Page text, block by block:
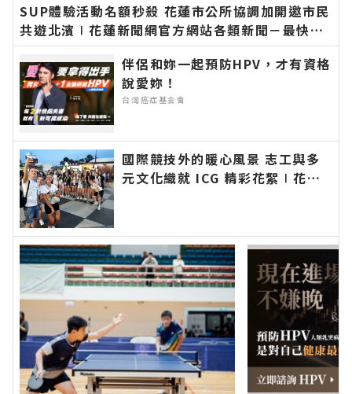
SUP體驗活動名額秒殺 花蓮市公所協調加開邀市民
共遊北濱∣花蓮新聞網官方網站各類新聞－最快速
的今日新聞報導 最新的在地資訊！
伴侶和妳一起預防HPV，才有資格
說愛妳！
台灣癌症基金會
國際競技外的暖心風景 志工與多
元文化織就 ICG 精彩花絮∣花蓮
訊！